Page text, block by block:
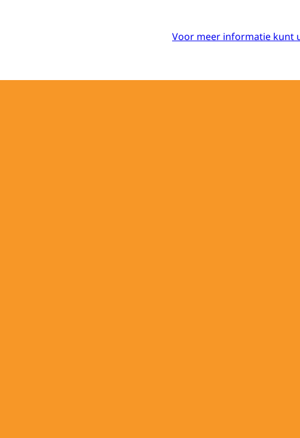
Voor meer informatie kunt